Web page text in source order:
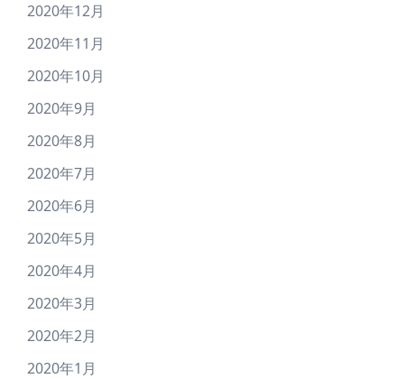
2020年12月
2020年11月
2020年10月
2020年9月
2020年8月
2020年7月
2020年6月
2020年5月
2020年4月
2020年3月
2020年2月
2020年1月